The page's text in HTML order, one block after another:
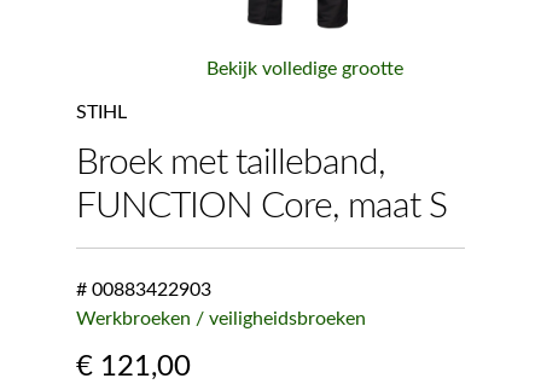
Bekijk volledige grootte
STIHL
Broek met tailleband,
FUNCTION Core, maat S
# 00883422903
Werkbroeken / veiligheidsbroeken
€121,00